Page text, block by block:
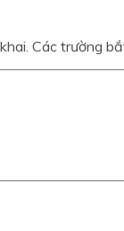
Các trường